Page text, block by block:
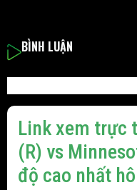
BÌNH LUẬN
Link xem trực
(R) vs
độ cao nhất